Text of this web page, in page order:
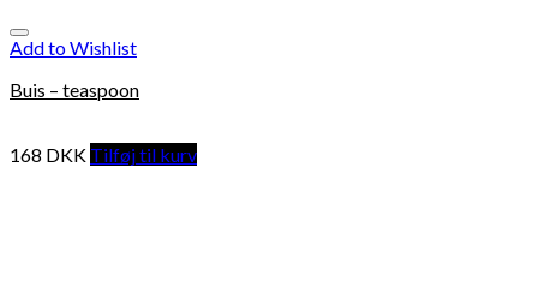
Add to Wishlist
Buis – teaspoon
168 DKK Tilføj til kurv